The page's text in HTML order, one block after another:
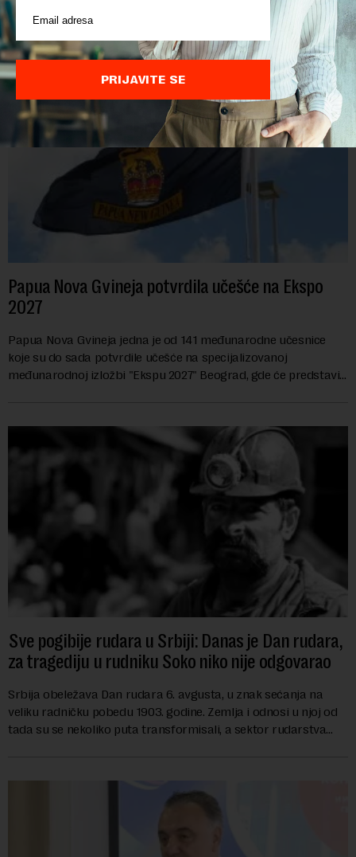
ekonomskih i poreskih zakona kojima se omogućava dalje
usklađivanje domaćeg zakonodavstva sa pravnim tekovinama
Evropske unije i ispunjavaju obaveze predvi...
Papua Nova Gvineja potvrdila učešće na Ekspo
2027
Papua Nova Gvineja jedna je od 141 međunarodne učesnice
koje su do sada potvrdile učešće na specijalizovanoj
međunarodnoj izložbi "Ekspu 2027" Beograd, gde će predstaviti
Sve pogibije rudara u Srbiji: Danas je Dan rudara,
za tragediju u rudniku Soko niko nije odgovarao
Srbija obeležava Dan rudara 6. avgusta, u znak sećanja na
veliku radničku pobedu 1903. godine. Zemlja i odnosi u njoj od
tada su se nekoliko puta transformisali, a sektor rudarstva
PRIJAVITE SE